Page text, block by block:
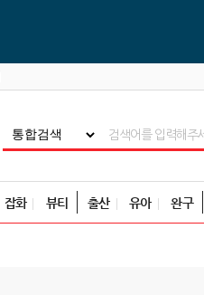
잡화 뷰티 출산 유아 완구